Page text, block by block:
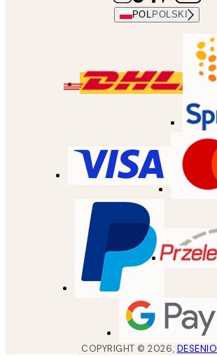
POL POLSKI
COPYRIGHT ©2026, DESENIO